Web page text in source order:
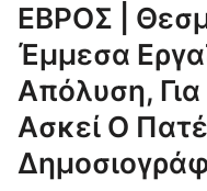
ΕΒΡΟΣ |
Έμμεσα
Απόλυση, Για
Ασκεί Ο